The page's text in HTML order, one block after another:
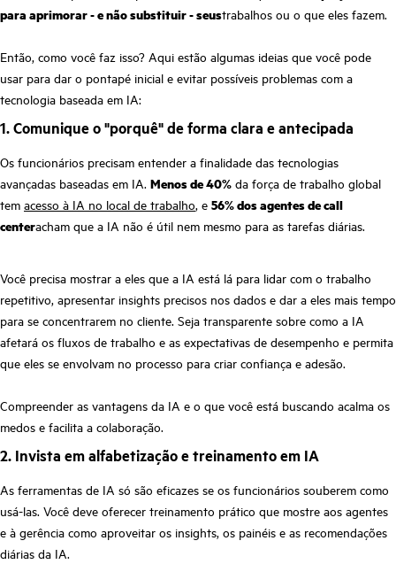
para aprimorar - e não substituir - seustrabalhos ou o que eles fazem.
Então, como você faz isso? Aqui estão algumas ideias que você pode
usar para dar o pontapé inicial e evitar possíveis problemas com a
tecnologia baseada em IA:
1. Comunique o "porquê" de forma clara e antecipada
Os funcionários precisam entender a finalidade das tecnologias
avançadas baseadas em IA. Menos de 40% da força de trabalho global
tem acesso à IA no local de trabalho, e 56% dos agentes de call
centeracham que a IA não é útil nem mesmo para as tarefas diárias.
Você precisa mostrar a eles que a IA está lá para lidar com o trabalho
repetitivo, apresentar insights precisos nos dados e dar a eles mais tempo
para se concentrarem no cliente. Seja transparente sobre como a IA
afetará os fluxos de trabalho e as expectativas de desempenho e permita
que eles se envolvam no processo para criar confiança e adesão.
Compreender as vantagens da IA e o que você está buscando acalma os
medos e facilita a colaboração.
2. Invista em alfabetização e treinamento em IA
As ferramentas de IA só são eficazes se os funcionários souberem como
usá-las. Você deve oferecer treinamento prático que mostre aos agentes
e à gerência como aproveitar os insights, os painéis e as recomendações
diárias da IA.